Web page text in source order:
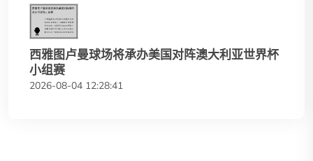
西雅图卢曼球场将承办美国对阵澳大利亚世界杯
小组赛
2026-08-04 12:28:41